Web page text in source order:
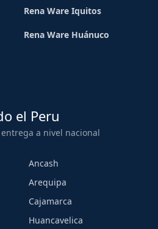
Rena Ware Iquitos
Rena Ware Huánuco
el Peru
a nivel nacional
Ancash
Arequipa
Cajamarca
Huancavelica